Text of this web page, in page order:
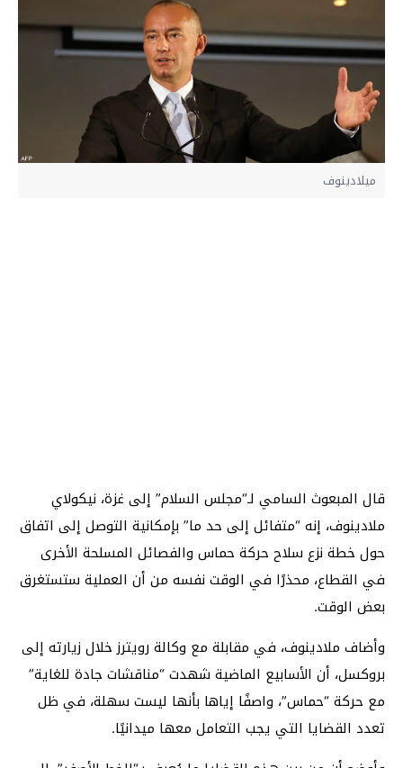
ميلادينوف
قال المبعوث السامي لـ“مجلس السلام” إلى غزة، نيكولاي
ملادينوف، إنه “متفائل إلى حد ما” بإمكانية التوصل إلى اتفاق
حول خطة نزع سلاح حركة حماس والفصائل المسلحة الأخرى
في القطاع، محذرًا في الوقت نفسه من أن العملية ستستغرق
بعض الوقت.
وأضاف ملادينوف، في مقابلة مع وكالة رويترز خلال زيارته إلى
بروكسل، أن الأسابيع الماضية شهدت “مناقشات جادة للغاية”
مع حركة “حماس”، واصفًا إياها بأنها ليست سهلة، في ظل
تعدد القضايا التي يجب التعامل معها ميدانيًا.